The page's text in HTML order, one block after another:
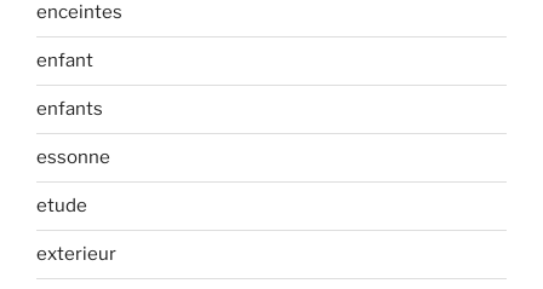
enceintes
enfant
enfants
essonne
etude
exterieur